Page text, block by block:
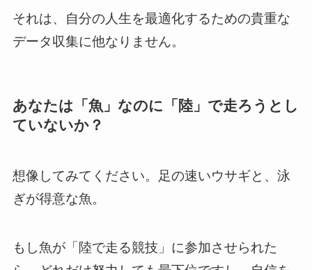
それは、自分の人生を最適化するための貴重な
データ収集に他なりません。
あなたは「魚」なのに「陸」で走ろうとし
ていないか？
想像してみてください。足の速いウサギと、泳
ぎが得意な魚。
もし魚が「陸で走る競技」に参加させられた